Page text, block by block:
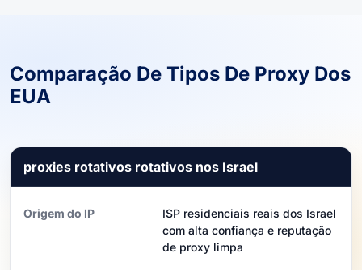
Comparação De Tipos De Proxy Dos
EUA
proxies rotativos rotativos nos Israel
Origem do IP
ISP residenciais reais dos Israel
com alta confiança e reputação
de proxy limpa